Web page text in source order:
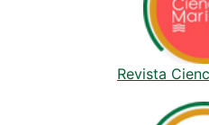
Revista